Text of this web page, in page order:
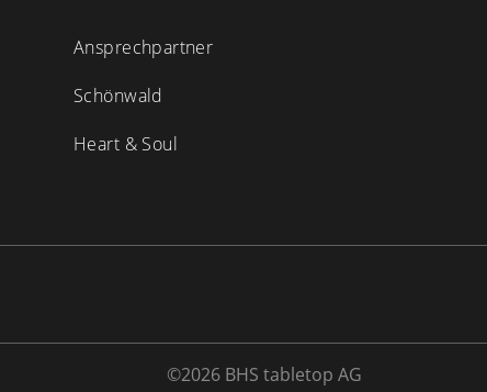
Ansprechpartner
Schönwald
Heart & Soul
©2026 BHS tabletop AG